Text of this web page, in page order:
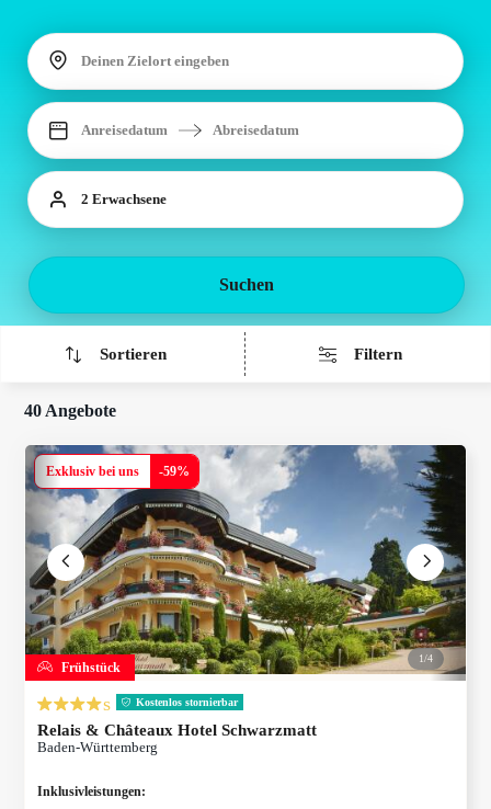
Deinen Zielort eingeben
Anreisedatum Abreisedatum
2 Erwachsene
Suchen
Sortieren Filtern
40 Angebote
Frühstück
Exklusiv bei uns -59%
1/4
s Kostenlos stornierbar
Relais & Châteaux Hotel Schwarzmatt
Baden-Württemberg
Inklusivleistungen: